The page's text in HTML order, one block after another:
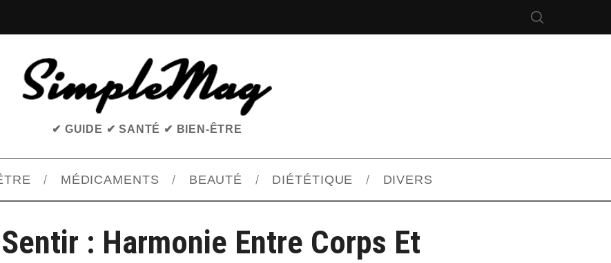
✔ GUIDE ✔ SANTÉ ✔ BIEN-ÊTRE
MÉDICAMENTS BEAUTÉ DIÉTÉTIQUE DIVERS
: Harmonie Entre Corps Et